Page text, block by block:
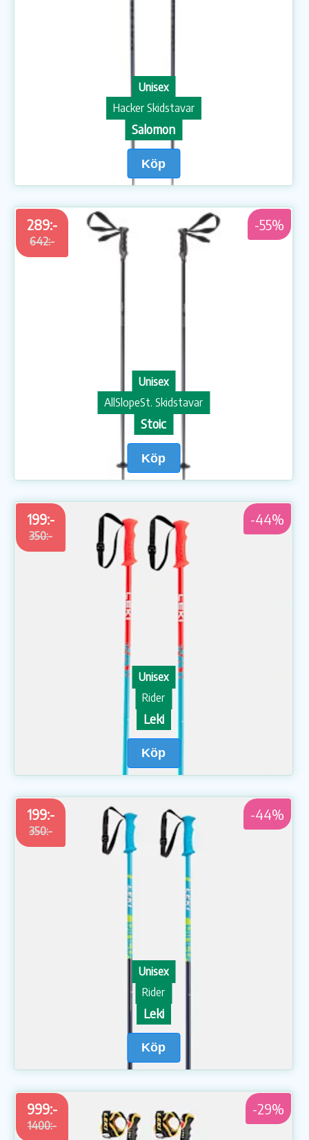
Unisex
Hacker Skidstavar
Salomon
Köp
289:-
642:-
-55%
Unisex
AllSlopeSt. Skidstavar
Stoic
Köp
199:-
350:-
-44%
Unisex
Rider
Leki
Köp
199:-
350:-
-44%
Unisex
Rider
Leki
Köp
999:-
1400:-
-29%